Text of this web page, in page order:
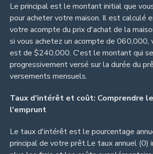
Le principal est le montant initial que
pour acheter votre maison. Il est calculé
votre acompte du prix d'achat de la
si vous achetez un acompte de 060,000,
est de $240,000. C'est le montant qui
progressivement versé sur la durée du
versements mensuels.
Taux d'intérêt et coût: Comprendre
l'emprunt
Le taux d'intérêt est le pourcentage
principal de votre prêt.Le taux annuel (0)